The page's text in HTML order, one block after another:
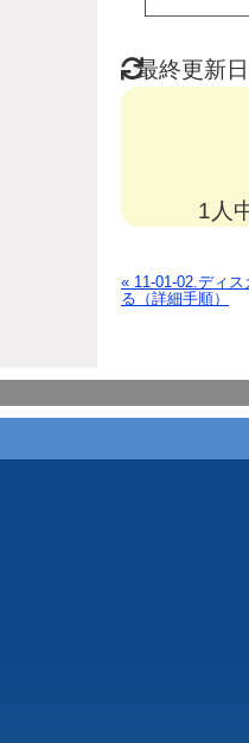
最終更新
1人
« 11-01-02.ディ
る（詳細手順）